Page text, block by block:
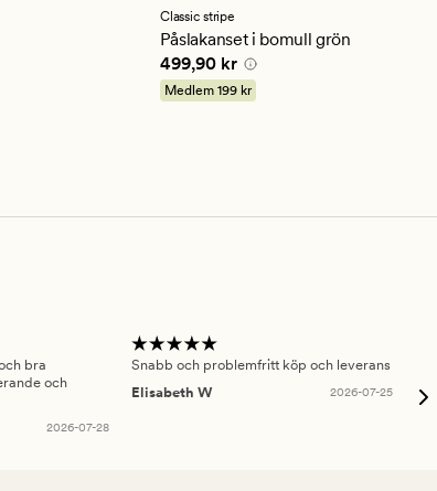
kr
ett
genomsnittligt
betyg
på
4.5
Classic stripe
Påslakanset i bomull grön
Pris 499,90 kr
499,90 kr
Medlem 199 kr
bra
och
2026-07-28
Snabb och problemfritt köp och leverans
Elisabeth W
2026-07-25